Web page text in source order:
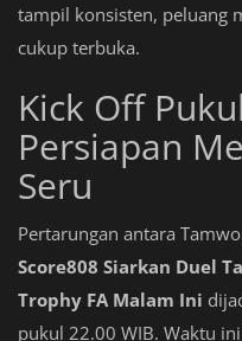
tampil konsisten, peluang
cukup terbuka.
Kick Off
Persiapan
Seru
Pertarungan antara
Score808 Siarkan Duel
Trophy FA Malam Ini
pukul 22.00 WIB. Waktu